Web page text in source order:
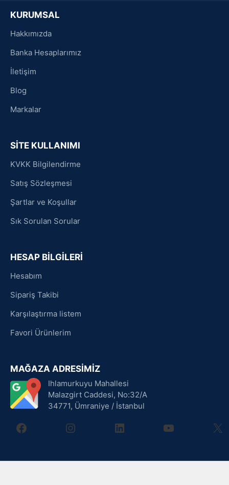
KURUMSAL
Hakkımızda
Banka Hesaplarımız
İletişim
Blog
Markalar
SİTE KULLANIMI
KVKK Bilgilendirme
Satış Sözleşmesi
Şartlar ve Koşullar
Sık Sorulan Sorular
HESAP BİLGİLERİ
Hesabım
Sipariş Takibi
Karşılaştırma listem
Favori Ürünlerim
MAĞAZA ADRESİMİZ
Ihlamurkuyu Mahallesi
Malazgirt Caddesi, No:32/A
34771, Ümraniye / İstanbul
facebookinstagramlinkedin youtube X